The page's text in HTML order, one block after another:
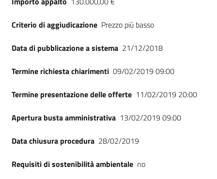
Criterio di aggiudicazione Prezzo più basso
Data di pubblicazione a sistema 21/12/2018
Termine richiesta chiarimenti 09/02/2019 09:00
Termine presentazione delle offerte 11/02/2019 20:00
Apertura busta amministrativa 13/02/2019 09:00
Data chiusura procedura 28/02/2019
Requisiti di sostenibilità ambientale no